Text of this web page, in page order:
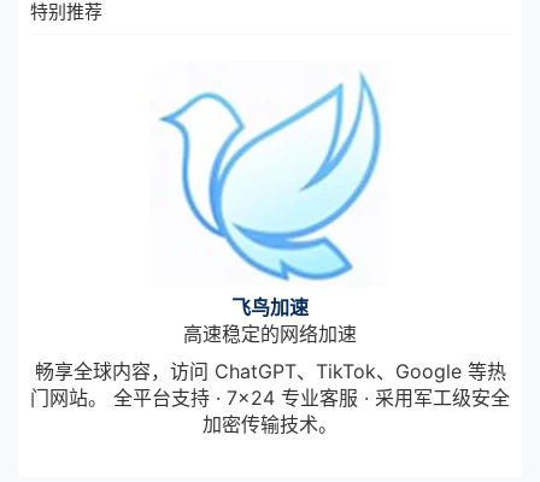
特别推荐
飞鸟加速
高速稳定的网络加速
畅享全球内容，访问 ChatGPT、TikTok、Google 等热
门网站。 全平台支持 · 7×24 专业客服 · 采用军工级安全
加密传输技术。